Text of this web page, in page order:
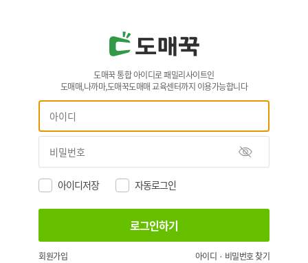
도매꾹 통합 아이디로 패밀리사이트인
도매매,나까마,도매꾹도매매 교육센터까지 이용가능합니다
아이디저장 자동로그인
회원가입 아이디 · 비밀번호 찾기